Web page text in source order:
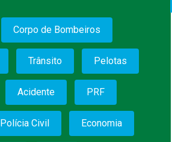
Corpo de Bombeiros
Trânsito Pelotas
Acidente PRF
Polícia Civil Economia